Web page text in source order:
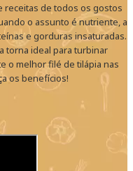
receitas de todos os gostos
o assunto é nutriente, a
e gorduras insaturadas.
torna ideal para turbinar
o melhor filé de tilápia nas
os benefícios!